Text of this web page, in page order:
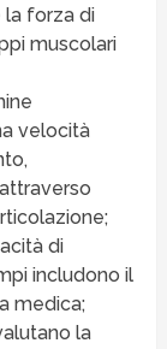
la forza di
muscolari
velocità
di
includono il
medica;
la